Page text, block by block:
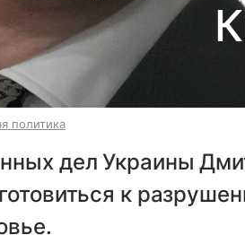
политика
дел Украины
к